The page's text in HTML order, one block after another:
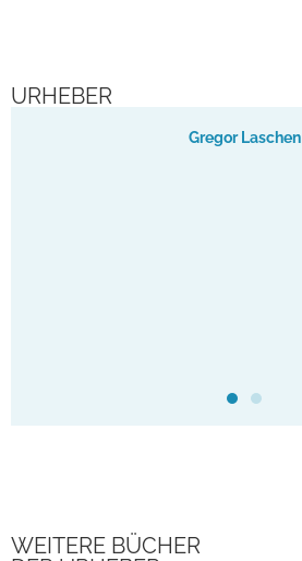
URHEBER
Gregor Laschen
WEITERE BÜCHER